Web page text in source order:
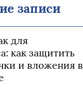
записи
для
как защитить
и вложения в